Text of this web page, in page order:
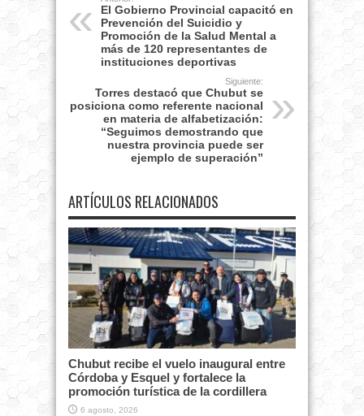
El Gobierno Provincial capacitó en
Prevención del Suicidio y
Promoción de la Salud Mental a
más de 120 representantes de
instituciones deportivas
Siguiente:
Torres destacó que Chubut se
posiciona como referente nacional
en materia de alfabetización:
“Seguimos demostrando que
nuestra provincia puede ser
ejemplo de superación”
ARTÍCULOS RELACIONADOS
Chubut recibe el vuelo inaugural entre
Córdoba y Esquel y fortalece la
promoción turística de la cordillera
6 agosto, 2026